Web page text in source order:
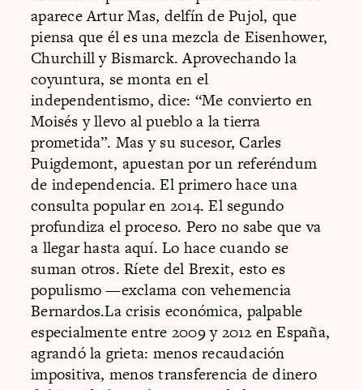
aparece Artur Mas, delfín de Pujol, que
piensa que él es una mezcla de Eisenhower,
Churchill y Bismarck. Aprovechando la
coyuntura, se monta en el
independentismo, dice: “Me convierto en
Moisés y llevo al pueblo a la tierra
prometida”. Mas y su sucesor, Carles
Puigdemont, apuestan por un referéndum
de independencia. El primero hace una
consulta popular en 2014. El segundo
profundiza el proceso. Pero no sabe que va
a llegar hasta aquí. Lo hace cuando se
suman otros. Ríete del Brexit, esto es
populismo —exclama con vehemencia
Bernardos.La crisis económica, palpable
especialmente entre 2009 y 2012 en España,
agrandó la grieta: menos recaudación
impositiva, menos transferencia de dinero